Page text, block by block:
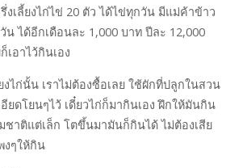
งเลี้ยงไก่ไข่ 20 ตัว ได้ไข่ทุกวัน มีแม่ค้าข้าว
น ได้อีกเดือนละ 1,000 บาท ปีละ 12,000
เอาไว้กินเอง
งไก่นั้น เราไม่ต้องซื้อเลย ใช้ผักที่ปลูกในสวน
ยดโยนๆไว้ เดี๋ยวไก่ก็มากินเอง ฝึกให้มันกิน
ชาติแต่เล็ก โตขึ้นมามันก็กินได้ ไม่ต้องเสีย
งๆให้กิน